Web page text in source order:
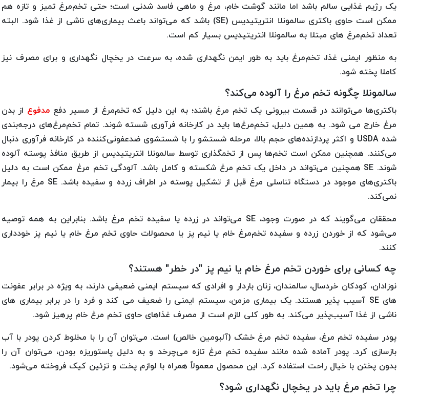
یک رژیم غذایی سالم باشد اما مانند گوشت خام، مرغ و ماهی فاسد شدنی است؛ حتی تخم‌مرغ‌ تمیز و تازه هم
ممکن است حاوی باکتری سالمونلا انتریتیدیس (SE) باشد که می‌تواند باعث بیماری‌های ناشی از غذا شود. البته
تعداد تخم‌مرغ های مبتلا به سالمونلا انتریتیدیس بسیار کم است.
به منظور ایمنی غذا، تخم‌مرغ باید به طور ایمن نگهداری شده، به سرعت در یخچال نگهداری و برای مصرف نیز
کاملا پخته شود.
سالمونلا چگونه تخم مرغ را آلوده می‌کند؟
باکتری‌ها می‌توانند در قسمت بیرونی یک تخم مرغ باشند؛ به این دلیل که تخم‌مرغ از مسیر دفع مدفوع از بدن
مرغ خارج می شود. به همین دلیل، تخم‌مرغ‌ها باید در کارخانه فرآوری شسته شوند. تمام تخم‌مرغ‌های درجه‌بندی
شده USDA و اکثر پردازنده‌های حجم بالا، مرحله شستشو را با شستشوی ضدعفونی‌کننده در کارخانه فرآوری دنبال
می‌کنند. همچنین ممکن است تخم‌ها پس از تخمگذاری توسط سالمونلا انتریتیدیس از طریق منافذ پوسته آلوده
شوند. SE همچنین می‌تواند در داخل یک تخم مرغ شکسته و کامل باشد. آلودگی تخم مرغ ممکن است به دلیل
باکتری‌های موجود در دستگاه تناسلی مرغ قبل از تشکیل پوسته در اطراف زرده و سفیده باشد. SE مرغ را بیمار
نمی‌کند.
محققان می‌گویند که در صورت وجود، SE می‌تواند در زرده یا سفیده تخم مرغ باشد. بنابراین به همه توصیه
می‌شود که از خوردن زرده و سفیده تخم‌مرغ خام یا نیم پز یا محصولات حاوی تخم مرغ خام یا نیم پز خودداری
کنند.
چه کسانی برای خوردن تخم مرغ خام یا نیم پز "در خطر" هستند؟
نوزادان، کودکان خردسال، سالمندان، زنان باردار و افرادی که سیستم ایمنی ضعیفی دارند، به ویژه در برابر عفونت
های SE آسیب پذیر هستند. یک بیماری مزمن، سیستم ایمنی را ضعیف می کند و فرد را در برابر بیماری های
ناشی از غذا آسیب‌پذیر می‌کند. به طور کلی لازم است از مصرف غذاهای حاوی تخم مرغ خام پرهیز شود.
پودر سفیده تخم مرغ، سفیده تخم مرغ خشک (آلبومین خالص) است. می‌توان آن را با مخلوط کردن پودر با آب
بازسازی کرد. پودر آماده شده مانند سفیده تخم مرغ تازه می‌چرخد و به دلیل پاستوریزه بودن، می‌توان آن را
بدون پختن با خیال راحت استفاده کرد. این محصول معمولاً همراه با لوازم پخت و تزئین کیک فروخته می‌شود.
چرا تخم مرغ باید در یخچال نگهداری شود؟